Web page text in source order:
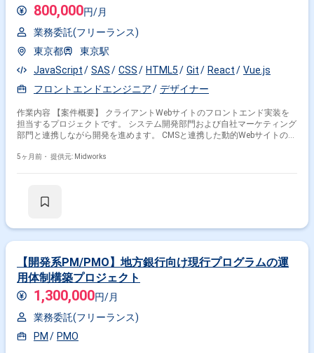
800,000円/月
業務委託(フリーランス)
東京都
東京駅
JavaScript
SAS CSS HTML5 Git React
Vue.js
フロントエンドエンジニア
デザイナー
作業内容 【案件概要】 クライアントWebサイトのフロントエンド実装を
担当するプロジェクトです。 システム開発部門および自社マーケティング
部門と連携しながら開発を進めます。 CMSと連携した動的Webサイトのフ
め、Vue.jsやReactなどの技術を用いた開発を行います。 【作業内容】 ・
よび動作確認対応
5ヶ月前・ 提供元: Midworks
【開発系PM/PMO】地方銀行向け現行プログラムの運
用体制構築プロジェクト
1,300,000円/月
業務委託(フリーランス)
PM
PMO